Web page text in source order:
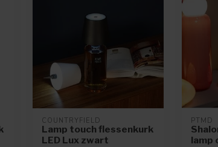
COUNTRYFIELD
Lamp touch flessenkurk
LED Lux zwart
PTMD
lamp